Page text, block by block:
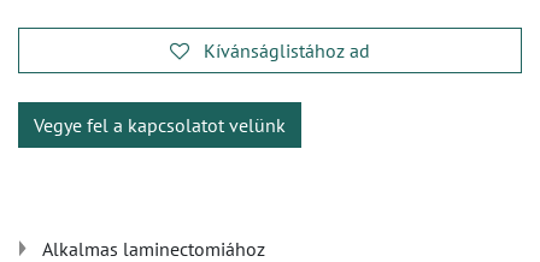
Kívánságlistához ad
Vegye fel a kapcsolatot velünk
Alkalmas laminectomiához